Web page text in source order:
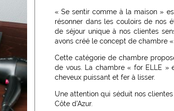
« Se sentir comme à la maison »
résonner dans les couloirs de nos
de séjour unique à nos clientes
avons créé le concept de chambre «
Cette catégorie de chambre
de vous. La chambre « for ELLE »
cheveux puissant et fer à lisser.
Une attention qui séduit nos
Côte d’Azur.